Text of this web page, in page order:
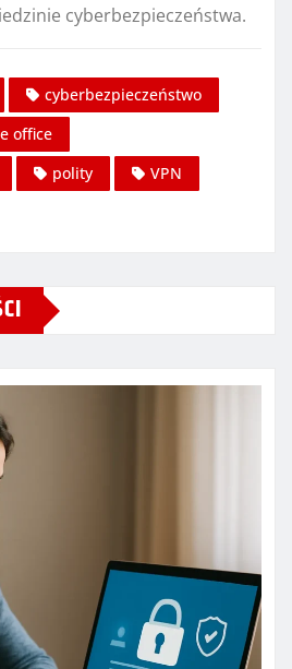
cyberbezpieczeństwa.
cyberbezpieczeństwo
office
polity
VPN